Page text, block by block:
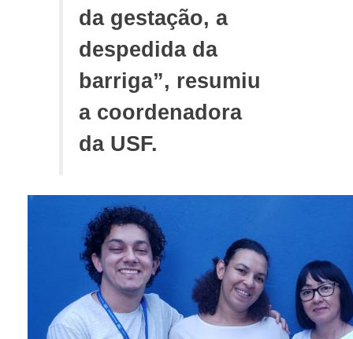
da gestação, a
despedida da
barriga”, resumiu
a coordenadora
da USF.